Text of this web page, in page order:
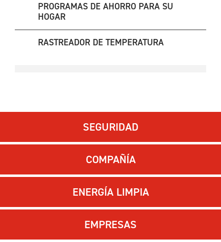
PROGRAMAS DE AHORRO PARA SU
HOGAR
RASTREADOR DE TEMPERATURA
SEGURIDAD
COMPAÑÍA
ENERGÍA LIMPIA
EMPRESAS